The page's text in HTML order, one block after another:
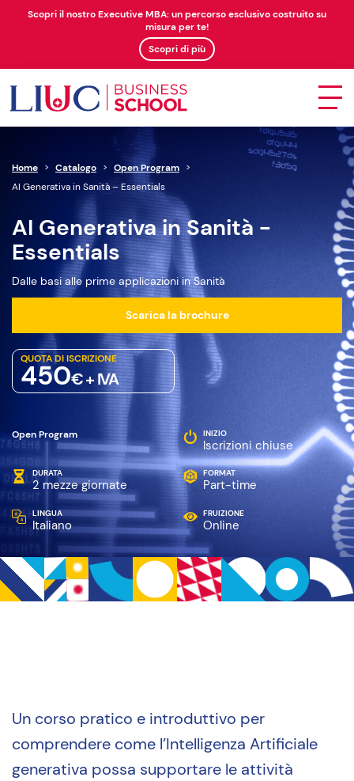
Scopri il nostro Executive MBA: un percorso esclusivo costruito su
misura per te!
Scopri di più
Home > Catalogo > Open Program >
AI Generativa in Sanità – Essentials
AI Generativa in Sanità -
Essentials
Dalle basi alle prime applicazioni in Sanità
Scarica la brochure
QUOTA DI ISCRIZIONE
450€ + IVA
Open Program INIZIO
Iscrizioni chiuse
DURATA
2 mezze giornate
FORMAT
Part-time
LINGUA
Italiano
FRUIZIONE
Online
Un corso pratico e introduttivo per
comprendere come l’Intelligenza Artificiale
generativa possa supportare le attività